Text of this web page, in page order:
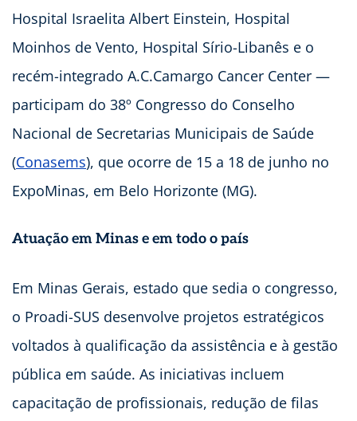
Hospital Israelita Albert Einstein, Hospital
Moinhos de Vento, Hospital Sírio-Libanês e o
recém-integrado A.C.Camargo Cancer Center —
participam do 38º Congresso do Conselho
Nacional de Secretarias Municipais de Saúde
(Conasems), que ocorre de 15 a 18 de junho no
ExpoMinas, em Belo Horizonte (MG).
Atuação em Minas e em todo o país
Em Minas Gerais, estado que sedia o congresso,
o Proadi-SUS desenvolve projetos estratégicos
voltados à qualificação da assistência e à gestão
pública em saúde. As iniciativas incluem
capacitação de profissionais, redução de filas